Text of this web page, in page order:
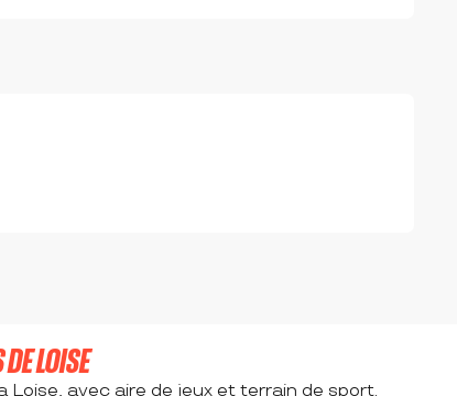
LOISE
Loise, avec aire de jeux et terrain de sport.